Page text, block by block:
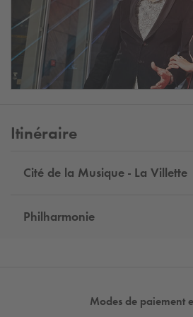
Itinéraire
Cité de la Musique - La Villette
Philharmonie
Modes de paiement